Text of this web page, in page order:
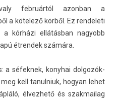
februártól azon­ban a
a kötelező körből. Ez re­ndeleti
kórházi ellátásban nagyobb
étren­dek számára.
a séfek­nek, konyhai dol­gozók­
kell tanul­niuk, hogyan lehet
élvez­hető és szak­mailag